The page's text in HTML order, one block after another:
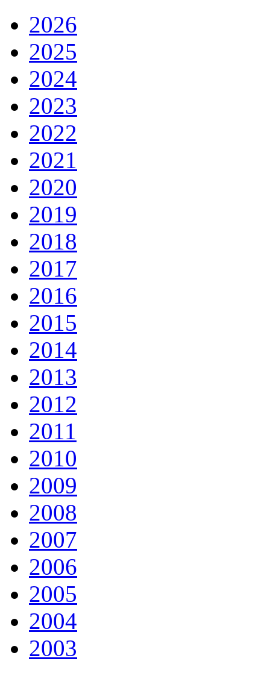
2026
2025
2024
2023
2022
2021
2020
2019
2018
2017
2016
2015
2014
2013
2012
2011
2010
2009
2008
2007
2006
2005
2004
2003